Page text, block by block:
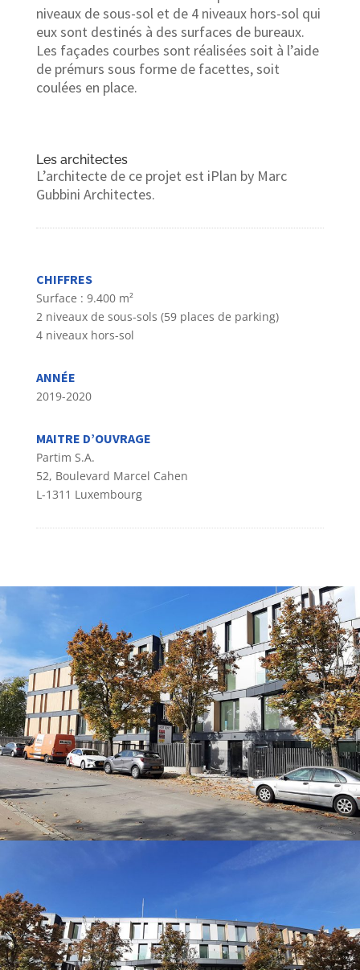
niveaux de sous-sol et de 4 niveaux hors-sol qui
eux sont destinés à des surfaces de bureaux.
Les façades courbes sont réalisées soit à l’aide
de prémurs sous forme de facettes, soit
coulées en place.
Les architectes
L’architecte de ce projet est iPlan by Marc
Gubbini Architectes.
CHIFFRES
Surface : 9.400 m²
2 niveaux de sous-sols (59 places de parking)
4 niveaux hors-sol
ANNÉE
2019-2020
MAITRE D’OUVRAGE
Partim S.A.
52, Boulevard Marcel Cahen
L-1311 Luxembourg